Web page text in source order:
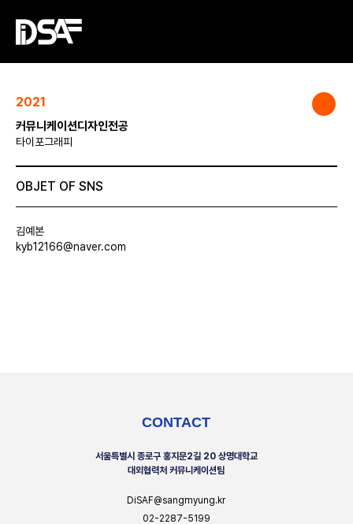
2021
커뮤니케이션디자인전공
타이포그래피
OBJET OF SNS
김예본
kyb12166@naver.com
CONTACT
서울특별시 종로구 홍지문2길 20 상명대학교
대외협력처 커뮤니케이션팀
DiSAF@sangmyung.kr
02-2287-5199